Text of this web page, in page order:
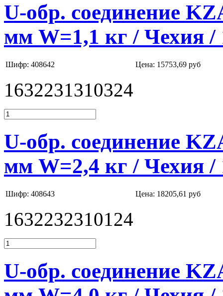
U-обр. соединение
мм W=1,1 кг / Чехия /
Шифр: 408642 Цена: 15753,69 руб
1632231310324
U-обр. соединение
мм W=2,4 кг / Чехия /
Шифр: 408643 Цена: 18205,61 руб
1632232310124
U-обр. соединение